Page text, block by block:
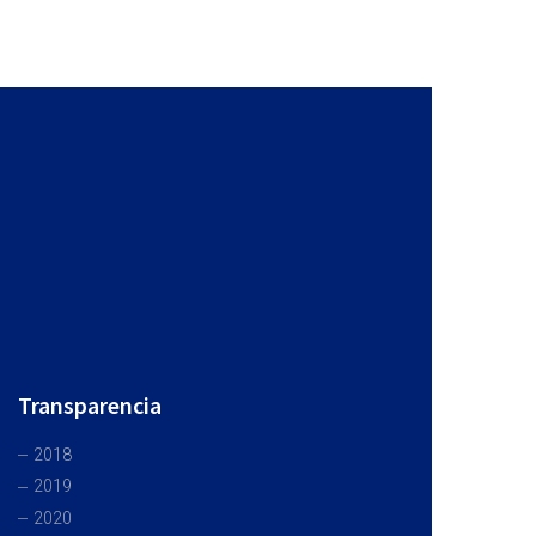
Transparencia
2018
2019
2020